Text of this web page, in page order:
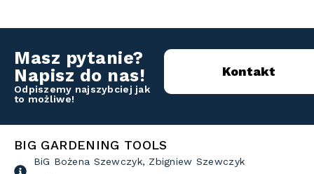
Masz pytanie?
Napisz do nas!
Odpiszemy najszybciej jak
to możliwe!
Kontakt
BIG GARDENING TOOLS
BiG Bożena Szewczyk, Zbigniew Szewczyk